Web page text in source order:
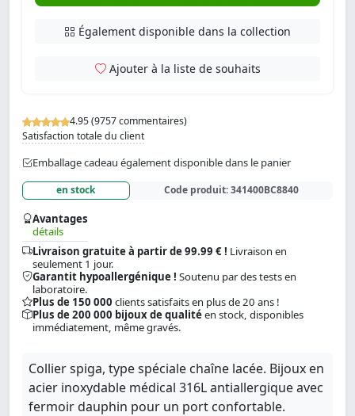
4.95 (9757 commentaires)
Satisfaction totale du client
Emballage cadeau également disponible dans le panier
en stock Code produit:341400BC8840
Avantages
détails
Livraison gratuite à partir de 99.99 € ! Livraison en
seulement 1 jour.
Garantit hypoallergénique ! Soutenu par des tests en
laboratoire.
Plus de 150 000 clients satisfaits en plus de 20 ans !
Plus de 200 000 bijoux de qualitéen stock, disponibles
immédiatement, même gravés.
Également disponible dans la collection
Ajouter à la liste de souhaits
Collier spiga, type spéciale chaîne lacée. Bijoux en
acier inoxydable médical 316L antiallergique avec
fermoir dauphin pour un port confortable.